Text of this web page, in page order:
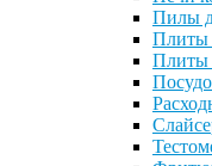
Пилы
Плиты
Плиты